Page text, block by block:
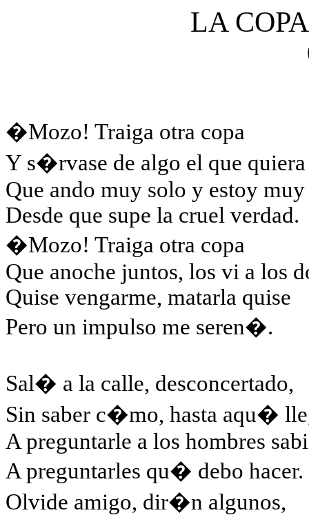
LA
�Mozo! Traiga otra copa
Y s�rvase de algo el que
Que ando muy solo y estoy
Desde que supe la cruel verdad.
�Mozo! Traiga otra copa
Que anoche juntos, los vi a los
Quise vengarme, matarla quise
Pero un impulso me seren�.
Sal� a la calle, desconcertado,
Sin saber c�mo, hasta aqu�
A preguntarle a los hombres
A preguntarles qu� debo hacer.
Olvide amigo, dir�n algunos,